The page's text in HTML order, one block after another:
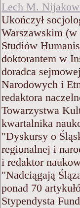
Lech M.
Ukończył
Warszawskim
Studiów
doktorantem w
doradca
Narodowych i
redaktora
Towarzystwa
kwartalnika
"Dyskursy o
regionalnej i
i redaktor
"Nadciągają
ponad 70
Stypendysta